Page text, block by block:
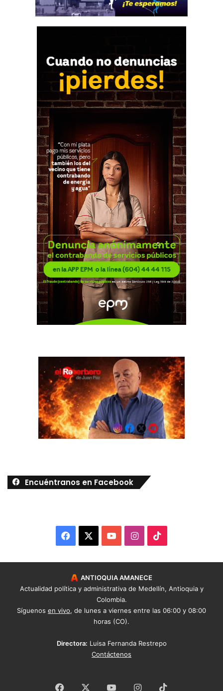
Encuéntranos en Facebook
Facebook YouTubeInstagram
ANTIOQUIA AMANECE
Actualidad política y administrativa de Medellín, Antioquia y
Colombia.
Síguenos en vivo, de lunes a viernes entre las 06:00 y 08:00
horas (CO).
Directora: Luisa Fernanda Restrepo
Contáctenos
Facebook YouTubeInstagram